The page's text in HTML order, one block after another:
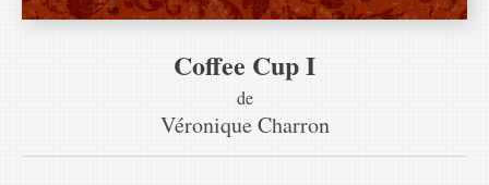
Coffee Cup I
de
Véronique Charron